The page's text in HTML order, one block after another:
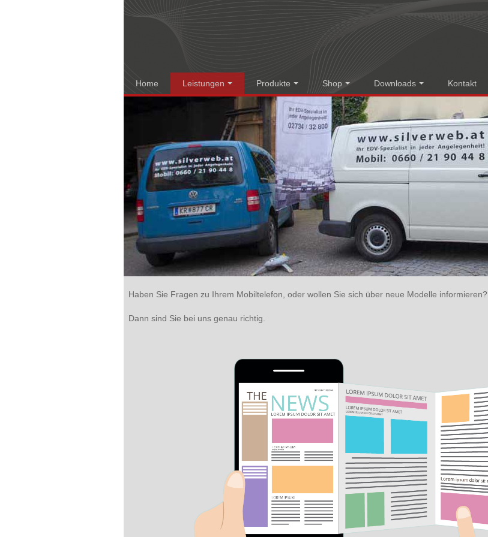
Home Leistungen Produkte Shop Downloads Kontakt
Haben Sie Fragen zu Ihrem Mobiltelefon, oder wollen Sie sich über neue Modelle informieren?
Dann sind Sie bei uns genau richtig.